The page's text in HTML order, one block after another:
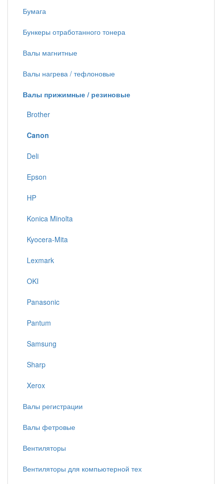
Бумага
Бункеры отработанного тонера
Валы магнитные
Валы нагрева / тефлоновые
Валы прижимные / резиновые
Brother
Canon
Deli
Epson
HP
Konica Minolta
Kyocera-Mita
Lexmark
OKI
Panasonic
Pantum
Samsung
Sharp
Xerox
Валы регистрации
Валы фетровые
Вентиляторы
Вентиляторы для компьютерной тех